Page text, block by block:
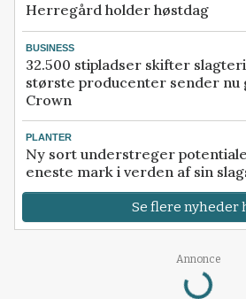
Herregård holder høstdag
BUSINESS
32.500 stipladser skifter
største producenter sender nu
Crown
PLANTER
Ny sort understreger
eneste mark i verden af sin
Se flere nyheder
Annonce
Loading...